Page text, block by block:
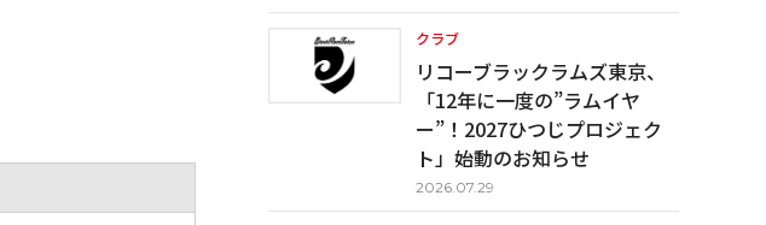
クラブ
リコーブラックラムズ東京、
「12年に一度の”ラムイヤ
ー”！2027ひつじプロジェク
ト」始動のお知らせ
2026.07.29